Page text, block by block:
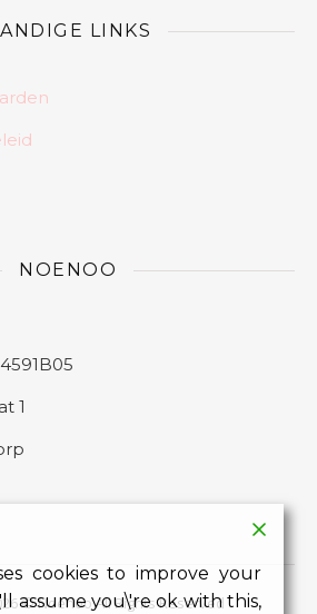
LINKS
NOENOO
1
© Noenoo All Rights Reserved
cookies to improve your
assume you\'re ok with this,